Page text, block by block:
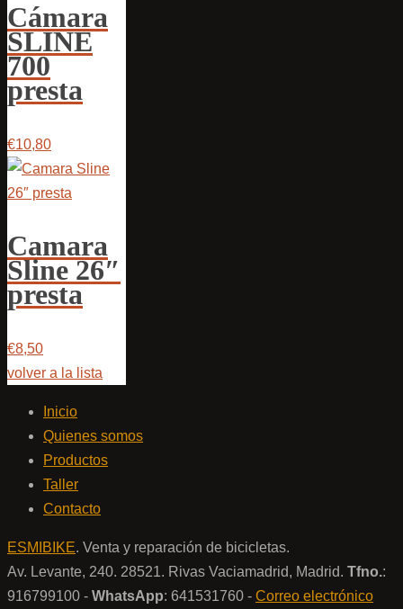
Cámara
SLINE
700
presta
€10,80
Camara
Sline 26″
presta
€8,50
volver a la lista
Inicio
Quienes somos
Productos
Taller
Contacto
ESMIBIKE. Venta y reparación de bicicletas.
Av. Levante, 240. 28521. Rivas Vaciamadrid, Madrid. Tfno.:
916799100 - WhatsApp: 641531760 - Correo electrónico